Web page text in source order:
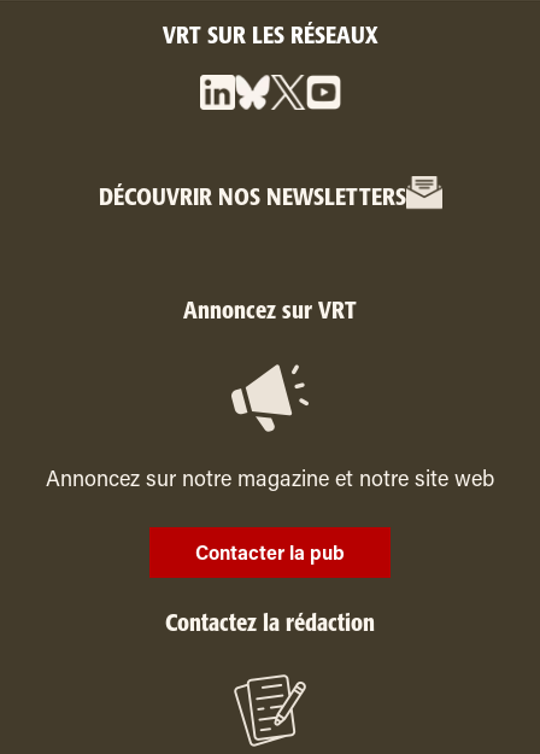
VRT SUR LES RÉSEAUX
DÉCOUVRIR NOS NEWSLETTERS
Annoncez sur VRT
Annoncez sur notre magazine et notre site web
Contacter la pub
Contactez la rédaction